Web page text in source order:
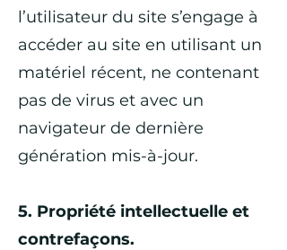
l’utilisateur du site s’engage à
accéder au site en utilisant un
matériel récent, ne contenant
pas de virus et avec un
navigateur de dernière
génération mis-à-jour.
5. Propriété intellectuelle et
contrefaçons.